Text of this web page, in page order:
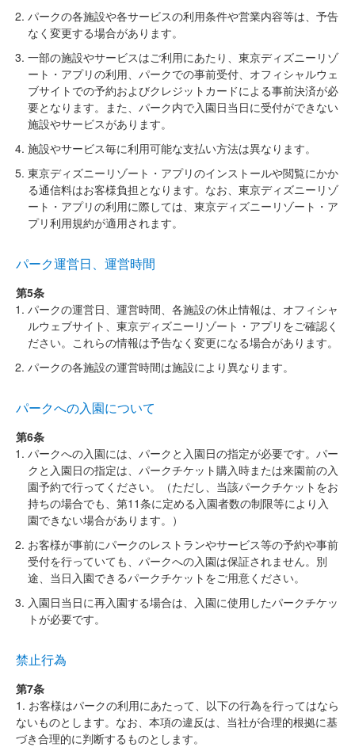
パークの各施設や各サービスの利用条件や営業内容等は、予告
なく変更する場合があります。
一部の施設やサービスはご利用にあたり、東京ディズニーリゾ
ート・アプリの利用、パークでの事前受付、オフィシャルウェ
ブサイトでの予約およびクレジットカードによる事前決済が必
要となります。また、パーク内で入園日当日に受付ができない
施設やサービスがあります。
施設やサービス毎に利用可能な支払い方法は異なります。
東京ディズニーリゾート・アプリのインストールや閲覧にかか
る通信料はお客様負担となります。なお、東京ディズニーリゾ
ート・アプリの利用に際しては、東京ディズニーリゾート・ア
プリ利用規約が適用されます。
パーク運営日、運営時間
第5条
パークの運営日、運営時間、各施設の休止情報は、オフィシャ
ルウェブサイト、東京ディズニーリゾート・アプリをご確認く
ださい。これらの情報は予告なく変更になる場合があります。
パークの各施設の運営時間は施設により異なります。
パークへの入園について
第6条
パークへの入園には、パークと入園日の指定が必要です。パー
クと入園日の指定は、パークチケット購入時または来園前の入
園予約で行ってください。（ただし、当該パークチケットをお
持ちの場合でも、第11条に定める入園者数の制限等により入
園できない場合があります。）
お客様が事前にパークのレストランやサービス等の予約や事前
受付を行っていても、パークへの入園は保証されません。別
途、当日入園できるパークチケットをご用意ください。
入園日当日に再入園する場合は、入園に使用したパークチケッ
トが必要です。
禁止行為
第7条
1. お客様はパークの利用にあたって、以下の行為を行ってはなら
ないものとします。なお、本項の違反は、当社が合理的根拠に基
づき合理的に判断するものとします。